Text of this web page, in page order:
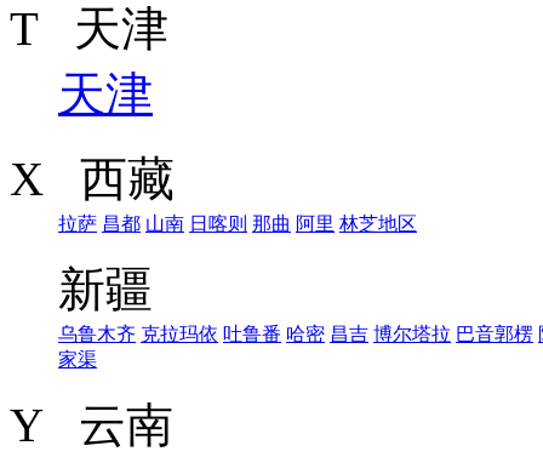
T 天津
天津
X 西藏
拉萨 昌都 山南 日喀则 那曲 阿里 林芝地区
新疆
乌鲁木齐 克拉玛依 吐鲁番 哈密 昌吉 博尔塔拉 巴音郭楞
家渠
Y 云南